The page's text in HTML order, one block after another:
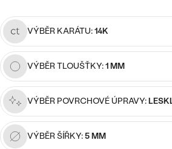
Wave
PODLE TVARU KAMENE
NA MÍRU
DIAMANTY
PROHLÉDNOUT
přívěsky
OBJEVIT
prsteny
PROHLÉDNOUT
VÝBĚR KARÁTU:14K
VÝBĚR TLOUŠŤKY:1 MM
VÝBĚR POVRCHOVÉ ÚPRAVY:
VÝBĚR ŠÍŘKY:5 MM